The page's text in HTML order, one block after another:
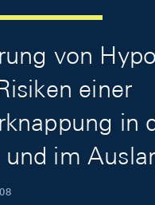
von
einer
in
im